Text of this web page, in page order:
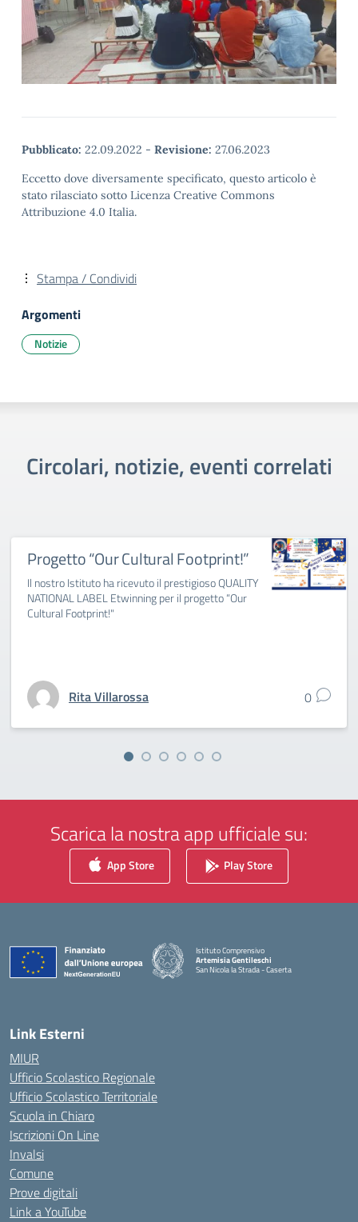
Pubblicato: 22.09.2022 - Revisione: 27.06.2023
Eccetto dove diversamente specificato, questo articolo è
stato rilasciato sotto Licenza Creative Commons
Attribuzione 4.0 Italia.
Stampa / Condividi
Argomenti
Notizie
Circolari, notizie, eventi correlati
Progetto “Our Cultural Footprint!”
Il nostro Istituto ha ricevuto il prestigioso QUALITY
NATIONAL LABEL Etwinning per il progetto “Our
Cultural Footprint!"
Rita Villarossa 0
Scarica la nostra app ufficiale su:
App Store Play Store
Istituto Comprensivo
Artemisia Gentileschi
San Nicola la Strada - Caserta
Link Esterni
MIUR
Ufficio Scolastico Regionale
Ufficio Scolastico Territoriale
Scuola in Chiaro
Iscrizioni On Line
Invalsi
Comune
Prove digitali
Link a YouTube